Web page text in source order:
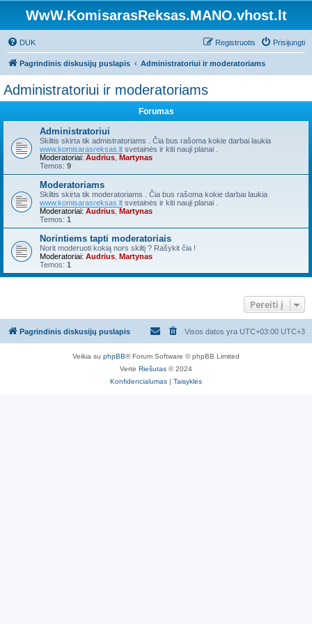
WwW.KomisarasReksas.MANO.vhost.lt
DUK Prisijungti
Registruotis
Pagrindinis diskusijų puslapis Administratoriui ir moderatoriams
Administratoriui ir moderatoriams
Forumas
Administratoriui
Skiltis skirta tik admistratoriams . Čia bus rašoma kokie darbai laukia
www.komisarasreksas.lt svetainės ir kiti nauji planai .
Moderatoriai: Audrius Martynas
Temos: 9
Moderatoriams
Skiltis skirta tik moderatoriams . Čia bus rašoma kokie darbai laukia
www.komisarasreksas.lt svetainės ir kiti nauji planai .
Moderatoriai: Audrius Martynas
Temos: 1
Norintiems tapti moderatoriais
Norit moderuoti kokią nors skiltį ? Rašykit čia !
Moderatoriai: Audrius Martynas
Temos: 1
Pereiti į
Pagrindinis diskusijų puslapis Visos datos yra UTC+03:00 UTC+3
Veikia su phpBB® Forum Software © phpBB Limited
Vertė Riešutas © 2024
Konfidencialumas | Taisyklės